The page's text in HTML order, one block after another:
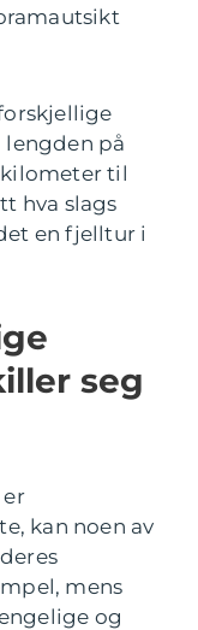
lengden på
kilometer til
hva slags
en fjelltur i
seg
kan noen av
mens
og